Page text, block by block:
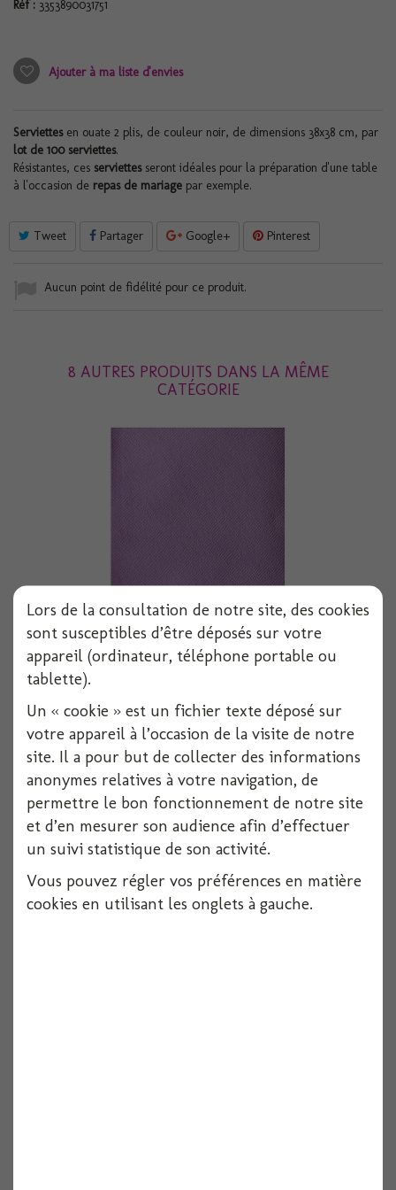
Réf : 3353890031751
Ajouter à ma liste d'envies
Serviettesen ouate 2 plis, de couleur noir, de dimensions 38x38 cm, par
lot de 100 serviettes.
Résistantes, ces serviettesseront idéales pour la préparation d'une table
à l'occasion de repas de mariage par exemple.
Tweet Partager Google+ Pinterest
Aucun point de fidélité pour ce produit.
8 AUTRES PRODUITS DANS LA MÊME
CATÉGORIE
Serviette voie seche 40x40 cm parme x50
Voir
Lors de la consultation de notre site, des cookies
sont susceptibles d’être déposés sur votre
appareil (ordinateur, téléphone portable ou
tablette).
Un « cookie » est un fichier texte déposé sur
votre appareil à l’occasion de la visite de notre
site. Il a pour but de collecter des informations
anonymes relatives à votre navigation, de
permettre le bon fonctionnement de notre site
et d’en mesurer son audience afin d’effectuer
un suivi statistique de son activité.
Vous pouvez régler vos préférences en matière
cookies en utilisant les onglets à gauche.